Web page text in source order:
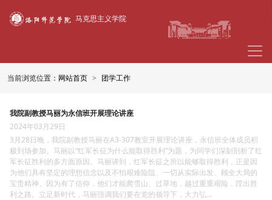
马克思主义学院
当前浏览位置： 网站首页 团学工作
我院副教授马丽为永信班开展理论讲座
2024年03月29日
3月28日晚，我院副教授马丽在A3-307教室开展理论讲座，永信班全体成员积
极到场参加。马丽以“红军长征为什么能取得胜利”为题，为同学们深刻剖析了红
军长征胜利的多方面原因。马丽讲到，红军长征之所以能够取得胜利，正是因
为他们具有坚定的理想信念以及不怕艰难险阻、一切从实际出发、顾全大局的
宝贵精神。因为有了信仰，他们才能爬雪山、过草地，越过重重艰险，蹚出胜
利之路。立足新时代，马丽强调我们要在党的领导下，大力弘...